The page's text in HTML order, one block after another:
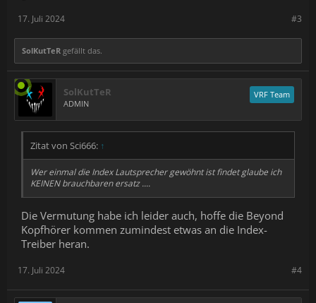
#3
17. Juli 2024
SolKutTeR gefällt das.
SolKutTeR
ADMIN
VRF Team
Zitat von Sci666: ↑
Wer einmal die Index Lautsprecher gewöhnt ist findet glaube ich
KEINEN brauchbaren ersatz ....
Die Vermutung habe ich leider auch, hoffe die Beyond
Kopfhörer kommen zumindest etwas an die Index-
Treiber heran.
#4
17. Juli 2024